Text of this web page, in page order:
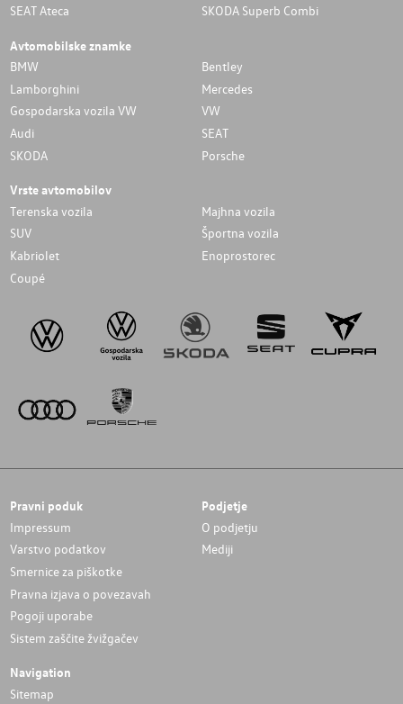
SEAT Ateca
SKODA Superb Combi
Avtomobilske znamke
BMW
Bentley
Lamborghini
Mercedes
Gospodarska vozila VW
VW
Audi
SEAT
SKODA
Porsche
Vrste avtomobilov
Terenska vozila
Majhna vozila
SUV
Športna vozila
Kabriolet
Enoprostorec
Coupé
Pravni poduk
Impressum
Varstvo podatkov
Smernice za piškotke
Pravna izjava o povezavah
Pogoji uporabe
Sistem zaščite žvižgačev
Podjetje
O podjetju
Mediji
Navigation
Sitemap